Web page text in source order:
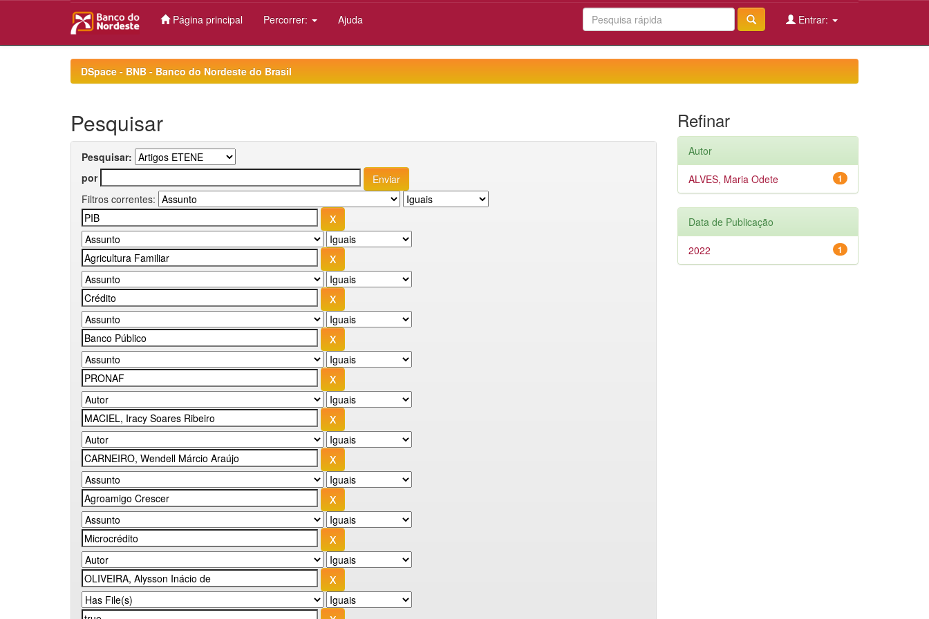
Página principal Percorrer: Ajuda Entrar:
DSpace - BNB - Banco do Nordeste do Brasil
Pesquisar
Pesquisar:
por
Filtros correntes:
Refinar
Autor
1
ALVES, Maria Odete
Data de Publicação
1
2022